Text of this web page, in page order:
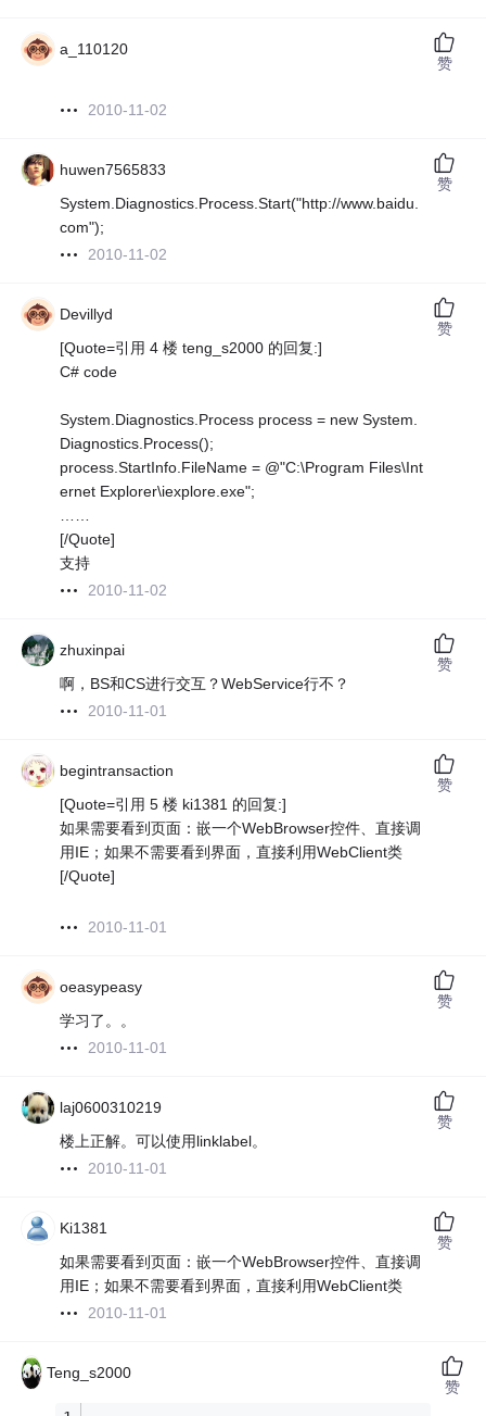
a_110120
2010-11-02
赞
huwen7565833
System.Diagnostics.Process.Start("http://www.baidu.
com");
2010-11-02
赞
Devillyd
[Quote=引用 4 楼 teng_s2000 的回复:]
C# code
System.Diagnostics.Process process = new System.
Diagnostics.Process();
process.StartInfo.FileName = @"C:\Program Files\Int
ernet Explorer\iexplore.exe";
……
[/Quote]
支持
2010-11-02
赞
zhuxinpai
啊，BS和CS进行交互？WebService行不？
2010-11-01
赞
begintransaction
[Quote=引用 5 楼 ki1381 的回复:]
如果需要看到页面：嵌一个WebBrowser控件、直接调
用IE；如果不需要看到界面，直接利用WebClient类
[/Quote]
2010-11-01
赞
oeasypeasy
学习了。。
2010-11-01
赞
laj0600310219
楼上正解。可以使用linklabel。
2010-11-01
赞
Ki1381
如果需要看到页面：嵌一个WebBrowser控件、直接调
用IE；如果不需要看到界面，直接利用WebClient类
2010-11-01
赞
Teng_s2000
赞